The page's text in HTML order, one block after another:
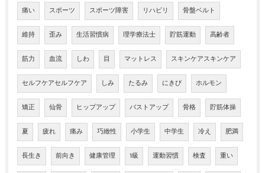
痛い スポーツ スポーツ障害 リハビリ 骨盤ベルト
維持 歪み 生活習慣病 理学療法士 貯筋運動 高齢者
筋力 血流 しわ 目 マットレス スキンケアスキンケア
セルフケアセルフケア しみ たるみ にきび ホルモン
矯正 仙骨 ヒップアップ バストアップ 骨格 貯筋体操
夏 疲れ 痛み 巧緻性 小学生 中学生 冷え 肥満
長生き 前向き 健康管理 1級 運動習慣 検査 重い